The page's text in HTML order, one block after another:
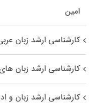
اﻣﻴﻦ
کارشناسی ارشد زبان
کارشناسی ارشد زبان‌
کارشناسی ارشد زبان و